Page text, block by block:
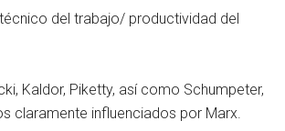
del trabajo/ productividad del
Kaldor, Piketty, así como Schumpeter,
claramente influenciados por Marx.